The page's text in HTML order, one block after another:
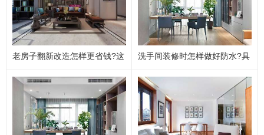
水电改造验收标准与细节，业主自查指南
二手房水电改造翻新注意事项，避坑重点汇总
水电改造点位规划大全，全屋插座开关布局攻略
厨卫装修避坑指南，细节决定居家实用性
灯光设计科普，告别全屋大白灯打造居家氛围感
开关插座布局攻略，全屋点位规划不遗漏
地板选购与铺贴攻略，瓷砖木地板怎么选不踩坑
墙面装修工艺详解，告别开裂、掉皮、发霉问题
老房子翻新改造怎样更省钱?这
洗手间装修时怎样做好防水?具